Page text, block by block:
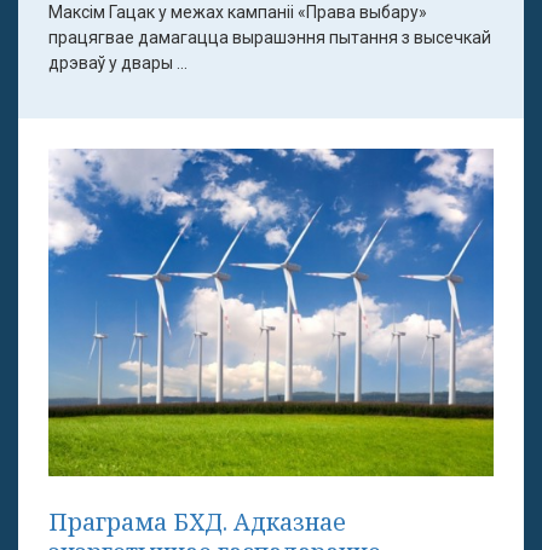
Максім Гацак у межах кампаніі «Права выбару»
працягвае дамагацца вырашэння пытання з высечкай
дрэваў у двары ...
Праграма БХД. Адказнае